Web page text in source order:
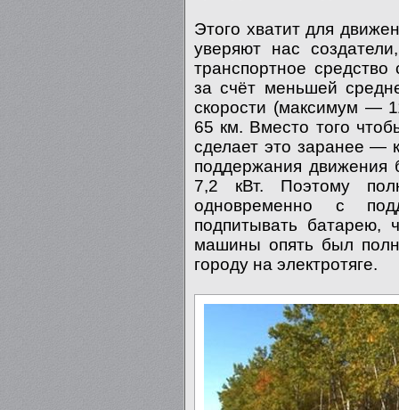
Этого хватит для
уверяют нас
транспортное
за счёт меньшей
скорости (максимум —
65 км. Вместо того
сделает это заранее —
поддержания движения
7,2 кВт. Поэтому
одновременно с
подпитывать батарею,
машины опять был
городу на электротяге.